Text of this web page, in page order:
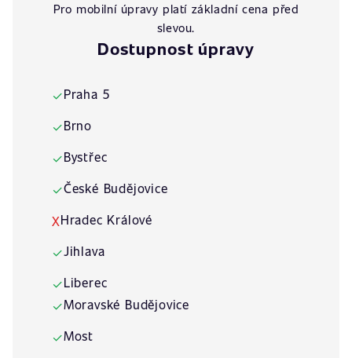
Pro mobilní úpravy platí základní cena před
slevou.
Dostupnost úpravy
✓Praha 5
✓Brno
✓Bystřec
✓České Budějovice
XHradec Králové
✓Jihlava
✓Liberec
✓Moravské Budějovice
✓Most